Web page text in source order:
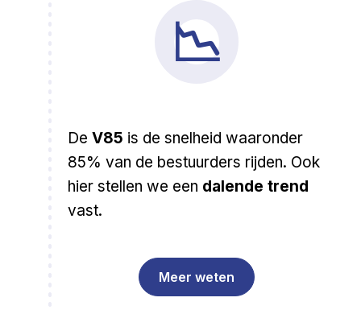
📉
De V85 is de snelheid waaronder
85% van de bestuurders rijden. Ook
hier stellen we een dalende trend
vast.
Meer weten